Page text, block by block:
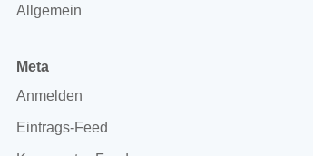
Allgemein
Meta
Anmelden
Eintrags-Feed